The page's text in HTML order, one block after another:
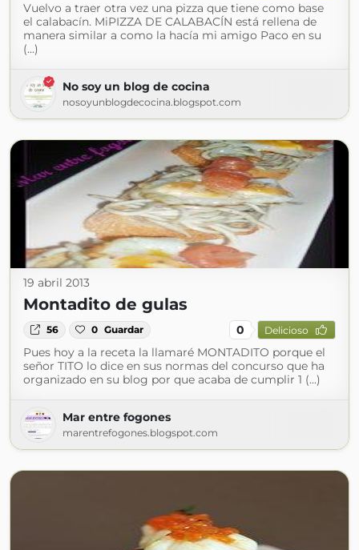
Vuelvo a traer otra vez una pizza que tiene como base
el calabacín. MiPIZZA DE CALABACÍN está rellena de
manera similar a como la hacía mi amigo Paco en su
(...)
No soy un blog de cocina
nosoyunblogdecocina.blogspot.com
19 abril 2013
Montadito de gulas
56 0 Guardar 0 Delicioso
Pues hoy a la receta la llamaré MONTADITO porque el
señor TITO lo dice en sus normas del concurso que ha
organizado en su blog por que acaba de cumplir 1 (...)
Mar entre fogones
marentrefogones.blogspot.com